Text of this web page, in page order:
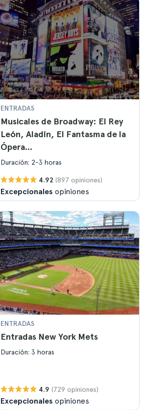
ENTRADAS
Musicales de Broadway: El Rey
León, Aladín, El Fantasma de la
Ópera...
Duración: 2-3 horas
4.92 (897 opiniones)
Excepcionales opiniones
ENTRADAS
Entradas New York Mets
Duración: 3 horas
4.9 (729 opiniones)
Excepcionales opiniones